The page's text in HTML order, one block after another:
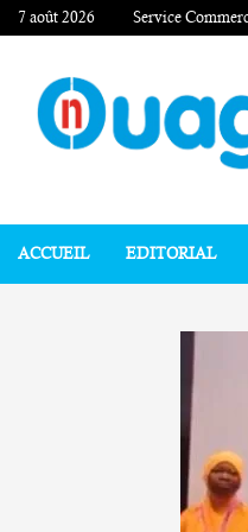
7 août 2026 Service
ACCUEIL EDITORIAL